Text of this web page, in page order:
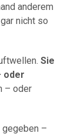
anderem
nicht so
Sie
oder
– oder
gegeben –